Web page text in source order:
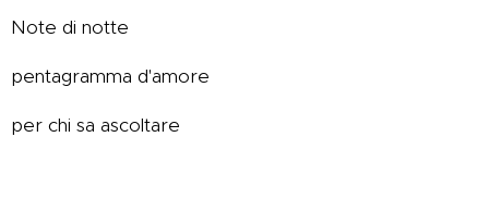
Note di notte
pentagramma d'amore
per chi sa ascoltare